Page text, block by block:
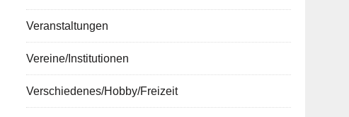
Veranstaltungen
Vereine/Institutionen
Verschiedenes/Hobby/Freizeit